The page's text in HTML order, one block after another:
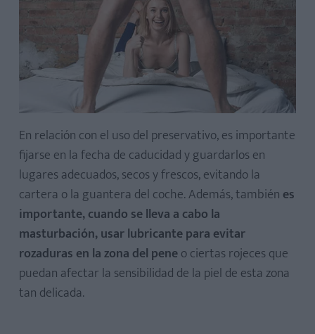
En relación con el uso del preservativo, es importante
fijarse en la fecha de caducidad y guardarlos en
lugares adecuados, secos y frescos, evitando la
cartera o la guantera del coche. Además, también es
importante, cuando se lleva a cabo la
masturbación, usar lubricante para evitar
rozaduras en la zona del peneo ciertas rojeces que
puedan afectar la sensibilidad de la piel de esta zona
tan delicada.